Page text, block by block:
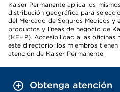
Kaiser Permanente aplica los
distribución geográfica para
del Mercado de Seguros Médicos y
productos y líneas de negocio de
(KFHP). Accesibilidad a las oficinas
este directorio: los miembros
atención de Kaiser Permanente.
Obtenga atención